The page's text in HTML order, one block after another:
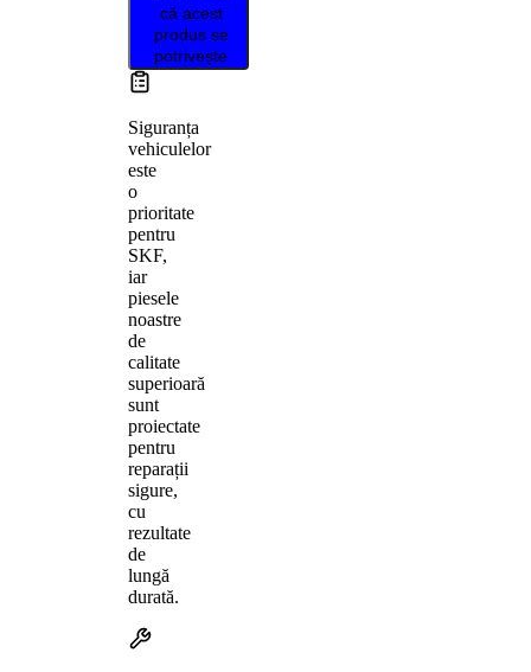
că acest
produs se
potrivește
Siguranța
vehiculelor
este
o
prioritate
pentru
SKF,
iar
piesele
noastre
de
calitate
superioară
sunt
proiectate
pentru
reparații
sigure,
cu
rezultate
de
lungă
durată.